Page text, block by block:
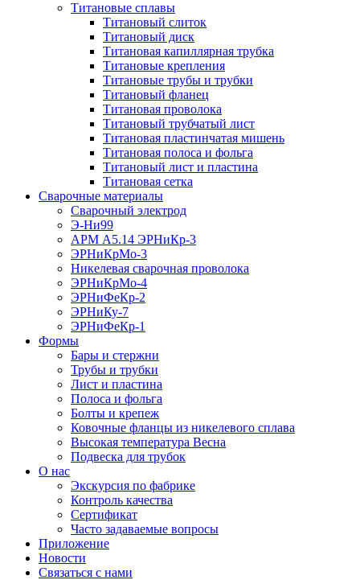
Титановые сплавы
Титановый слиток
Титановый диск
Титановая капиллярная трубка
Титановые крепления
Титановые трубы и трубки
Титановый фланец
Титановая проволока
Титановый трубчатый лист
Титановая пластинчатая мишень
Титановая полоса и фольга
Титановый лист и пластина
Титановая сетка
Сварочные материалы
Сварочный электрод
Э-Ни99
АРМ А5.14 ЭРНиКр-3
ЭРНиКрМо-3
Никелевая сварочная проволока
ЭРНиКрМо-4
ЭРНиФеКр-2
ЭРНиКу-7
ЭРНиФеКр-1
Формы
Бары и стержни
Трубы и трубки
Лист и пластина
Полоса и фольга
Болты и крепеж
Ковочные фланцы из никелевого сплава
Высокая температура Весна
Подвеска для трубок
О нас
Экскурсия по фабрике
Контроль качества
Сертификат
Часто задаваемые вопросы
Приложение
Новости
Связаться с нами